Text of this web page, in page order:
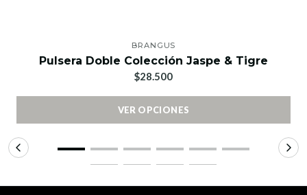
BRANGUS
Pulsera Doble Colección Jaspe & Tigre
$28.500
VER OPCIONES